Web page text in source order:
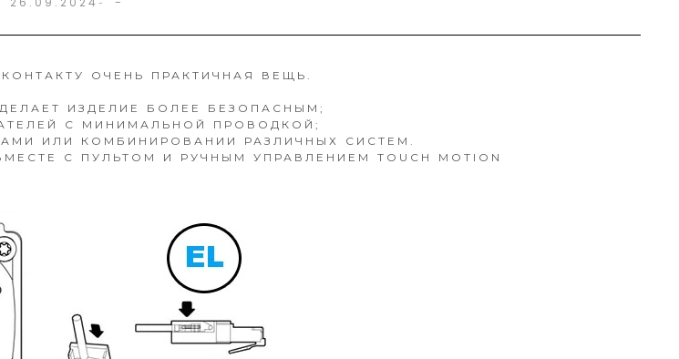
ОЧЕНЬ ПРАКТИЧНАЯ ВЕЩЬ.
ИЗДЕЛИЕ БОЛЕЕ БЕЗОПАСНЫМ;
С МИНИМАЛЬНОЙ ПРОВОДКОЙ;
ИЛИ КОМБИНИРОВАНИИ РАЗЛИЧНЫХ СИСТЕМ.
С ПУЛЬТОМ И РУЧНЫМ УПРАВЛЕНИЕМ TOUCH MOTION